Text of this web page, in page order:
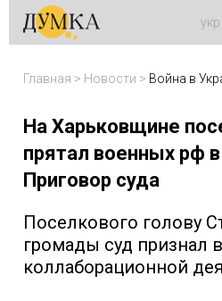
укр
Главная > Новости > Война в
На Харьковщине
прятал военных рф
Приговор суда
Поселкового голову
громады суд признал
коллаборационной